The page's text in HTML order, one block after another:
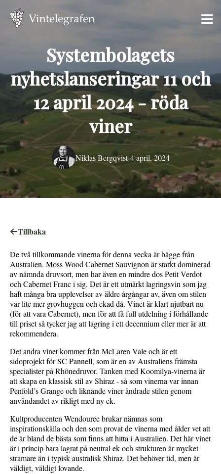
Systembolagets
nyhetslanseringar 11 och
12 april 2024 - röda
viner
Niklas Bergqvist-4 april, 2024
Tillbaka
De två tillkommande vinerna för denna vecka är bägge från
Australien. Moss Wood Cabernet Sauvignon är starkt dominerad
av nämnda druvsort, men har även en mindre dos Petit Verdot
och Cabernet Franc i sig. Det är ett utmärkt lagringsvin som jag
haft många bra upplevelser av äldre årgångar av, även om stilen
var lite mer grovhuggen och ekad då. Vinet är klart njutbart nu
(för att vara Cabernet), men för att få full utdelning i förhållande
till priset så tycker jag att lagring i ett decennium eller mer är att
rekommendera.
Det andra vinet kommer från McLaren Vale och är ett
sidoprojekt för SC Pannell, som är en av Australiens främsta
specialister på Rhônedruvor. Tanken med Koomilya-vinerna är
att skapa en klassisk stil av Shiraz - så som vinerna var innan
Penfold’s Grange och liknande viner ändrade stilen genom
användandet av rikligt med ny ek.
Kultproducenten Wendouree brukar nämnas som
inspirationskälla och den som provat de vinerna med ålder vet att
de är bland de bästa som finns att hitta i Australien. Det här vinet
är i princip bara lagrat på neutral ek och strukturen är mycket
stramare än i typisk australisk Shiraz. Det behöver tid, men är
väldigt, väldigt lovande.